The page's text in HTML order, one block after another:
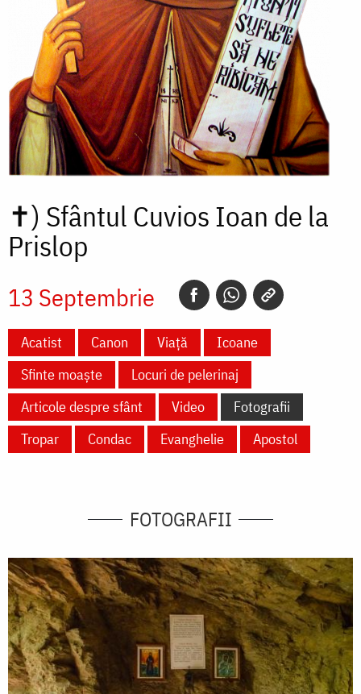
✝) Sfântul Cuvios Ioan de la
Prislop
13 Septembrie
Acatist Canon Viață
Icoane
Sfinte moaște
Locuri de pelerinaj
Articole despre sfânt
Video
Fotografii
Tropar
Condac Evanghelie Apostol
FOTOGRAFII